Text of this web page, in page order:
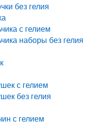
без гелия
с гелием
наборы без гелия
с гелием
без гелия
с гелием